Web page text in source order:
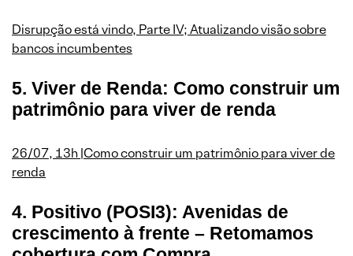
Disrupção está vindo, Parte IV; Atualizando visão sobre
bancos incumbentes
5. Viver de Renda: Como construir um
patrimônio para viver de renda
26/07, 13h |Como construir um patrimônio para viver de
renda
4. Positivo (POSI3): Avenidas de
crescimento à frente – Retomamos